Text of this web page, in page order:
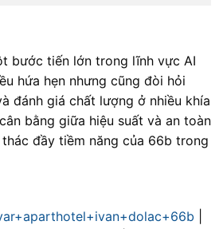
bước tiến lớn trong lĩnh vực AI
hứa hẹn nhưng cũng đòi hỏi
đánh giá chất lượng ở nhiều khía
bằng giữa hiệu suất và an toàn
đầy tiềm năng của 66b trong